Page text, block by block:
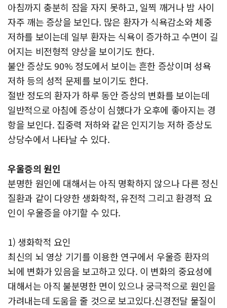
아침까지 충분히 잠을 자지 못하고, 일찍 깨거나 밤 사이
자주 깨는 증상을 보인다. 많은 환자가 식욕감소와 체중
저하를 보이는데 일부 환자는 식욕이 증가하고 수면이 길
어지는 비전형적 양상을 보이기도 한다.
불안 증상도 90% 정도에서 보이는 흔한 증상이며 성욕
저하 등의 성적 문제를 보이기도 한다.
절반 정도의 환자가 하루 동안 증상의 변화를 보이는데
일반적으로 아침에 증상이 심했다가 오후에 좋아지는 경
항을 보인다. 집중력 저하와 같은 인지기능 저하 증상도
상당수에서 나타날 수 있다.
우울증의 원인
분명한 원인에 대해서는 아직 명확하지 않으나 다른 정신
질환과 같이 다양한 생화학적, 유전적 그리고 환경적 요
인이 우울증을 야기할 수 있다.
1) 생화학적 요인
최신의 뇌 영상 기기를 이용한 연구에서 우울증 환자의
뇌에 변화가 있음을 보고하고 있다. 이 변화의 중요성에
대해서는 아직 불분명한 면이 있으나 궁극적으로 원인을
가려내는데 도움을 줄 것으로 보고있다.신경전달 물질이